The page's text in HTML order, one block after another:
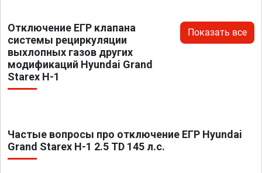
Отключение ЕГР клапана
системы рециркуляции
выхлопных газов других
модификаций Hyundai Grand
Starex H-1
Показать все
Частые вопросы про отключение ЕГР Hyundai
Grand Starex H-1 2.5 TD 145 л.с.